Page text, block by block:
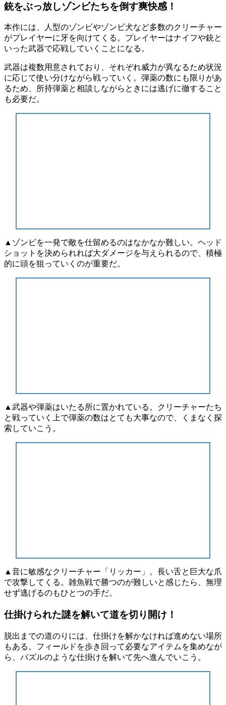
銃をぶっ放しゾンビたちを倒す爽快感！
本作には、人型のゾンビやゾンビ犬など多数のクリーチャー
がプレイヤーに牙を向けてくる。プレイヤーはナイフや銃と
いった武器で応戦していくことになる。
武器は複数用意されており、それぞれ威力が異なるため状況
に応じて使い分けながら戦っていく。弾薬の数にも 限りがあ
るため、所持弾薬と相談しながらときには逃げに徹する こと
も必要だ。
▲ゾンビを一発で敵を仕留めるのはなかなか難しい。ヘッド
ショットを決められれば大ダメージを与えられるので、積極
的に頭を狙っていくのが重要だ。
▲武器や弾薬はいたる所に置かれている。クリーチャーたち
と戦っていく上で弾薬の数はとても大事なので、くまなく探
索していこう。
▲音に敏感なクリーチャー「リッカー」。長い舌と巨大な爪
で攻撃してくる。雑魚戦で勝つのが難しいと感じたら、無理
せず逃げるのもひとつの手だ。
仕掛けられた謎を解いて道を切り開け！
脱出までの道のりには、 仕掛けを解かなければ進めない場所
もある。フィールドを歩き回って必要なアイテムを集めなが
ら、パズルのような仕掛けを解いて先へ進んでいこう。